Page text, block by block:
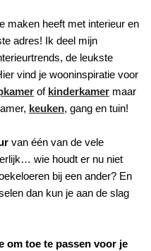
maken heeft met interieur en
adres! Ik deel mijn
de leukste
vind je wooninspiratie voor
of kinderkamer maar
keuken, gang en tuin!
van één van de vele
wie houdt er nu niet
bij een ander? En
dan kun je aan de slag
om toe te passen voor je